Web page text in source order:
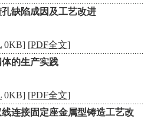
缺陷成因及工艺改进
0KB] [PDF全文]
的生产实践
0KB] [PDF全文]
线连接固定座金属型铸造工艺改